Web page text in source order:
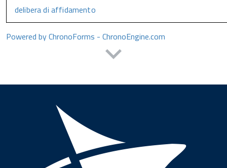
delibera di affidamento
Powered by ChronoForms - ChronoEngine.com